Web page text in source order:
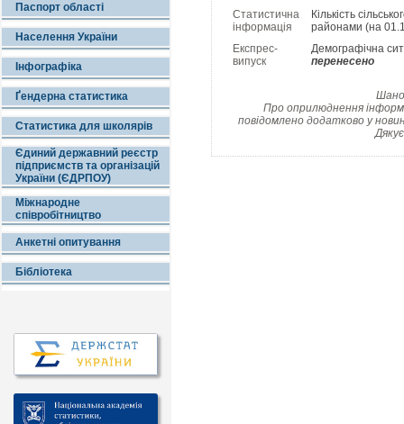
Паспорт області
Населення України
Інфографіка
Ґендерна статистика
Статистика для школярів
Єдиний державний реєстр
підприємств та організацій
України (ЄДРПОУ)
Міжнародне
співробітництво
Анкетні опитування
Бібліотека
Статистична
інформація
Кількість
районами (на
Експрес-
випуск
Демографічна
перенесено
Про оприлюднення
повідомлено додатково у